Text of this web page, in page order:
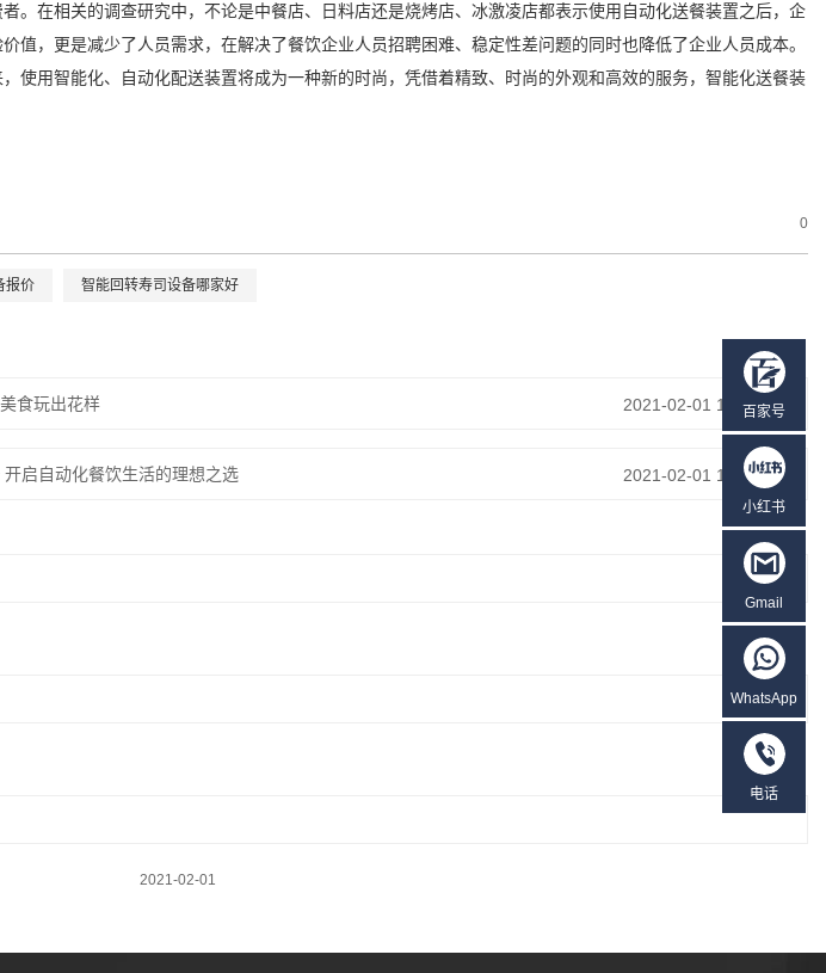
。在相关的调查研究中，不论是中餐店、日料店还是烧烤店、冰激凌店都表示使用自动化送餐装置之后，企
值，更是减少了人员需求，在解决了餐饮企业人员招聘困难、稳定性差问题的同时也降低了企业人员成本。
使用智能化、自动化配送装置将成为一种新的时尚，凭借着精致、时尚的外观和高效的服务，智能化送餐装
0
报价 智能回转寿司设备哪家好
食玩出花样 2021-02-01 14:33:29
启自动化餐饮生活的理想之选 2021-02-01 14:45:54
2021-02-01
百家号
小红书
Gmail
WhatsApp
电话